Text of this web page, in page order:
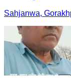
Sahjanwa,